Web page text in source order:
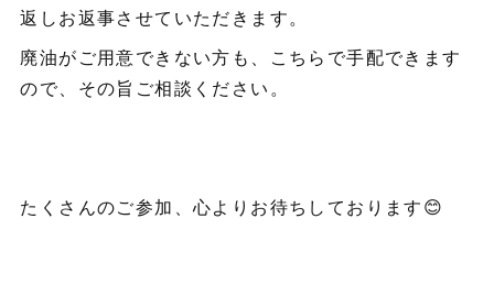
返しお返事させていただきます。
廃油がご用意できない方も、こちらで手配できます
ので、その旨ご相談ください。
たくさんのご参加、心よりお待ちしております😊